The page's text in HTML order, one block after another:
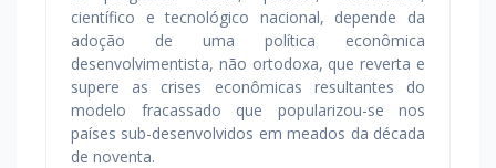
científico e tecnológico nacional, depende da
adoção de uma política econômica
desenvolvimentista, não ortodoxa, que reverta e
supere as crises econômicas resultantes do
modelo fracassado que popularizou-se nos
países sub-desenvolvidos em meados da década
de noventa.